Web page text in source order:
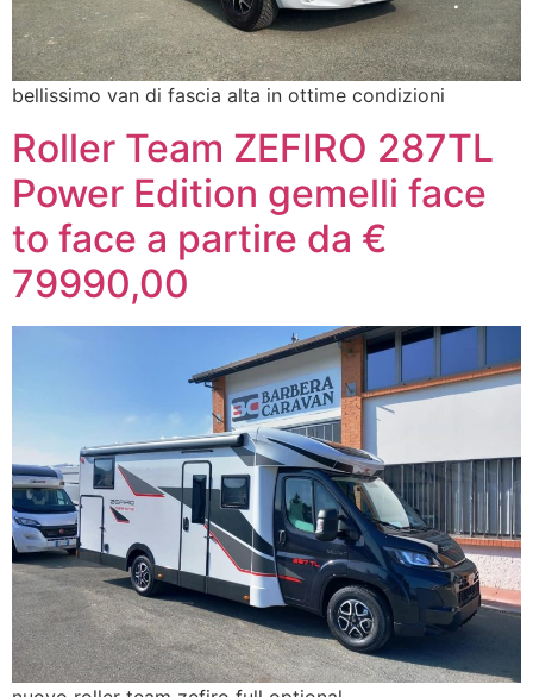
bellissimo van di fascia alta in ottime condizioni
Roller Team ZEFIRO 287TL
Power Edition gemelli face
to face a partire da €
79990,00